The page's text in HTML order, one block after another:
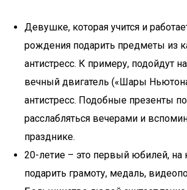
Девушке, которая учится и
рождения подарить предметы из
антистресс. К примеру, подойдут
вечный двигатель («Шары
антистресс. Подобные презенты
расслабляться вечерами и
празднике.
20-летие – это первый юбилей,
подарить грамоту, медаль,